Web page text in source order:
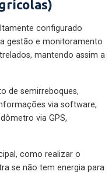
configurado
gestão e monitoramento
mantendo assim a
de semirreboques,
via software,
via GPS,
como realizar o
se não tem energia para